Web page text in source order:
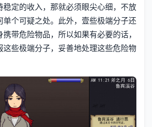
稳定的收入，那就必须眼尖心细，不放
单个可疑之处。此外，壹些极端分子还
带危险物品，所以如果有必要的话，
这些极端分子，妥善地处理这些危险物